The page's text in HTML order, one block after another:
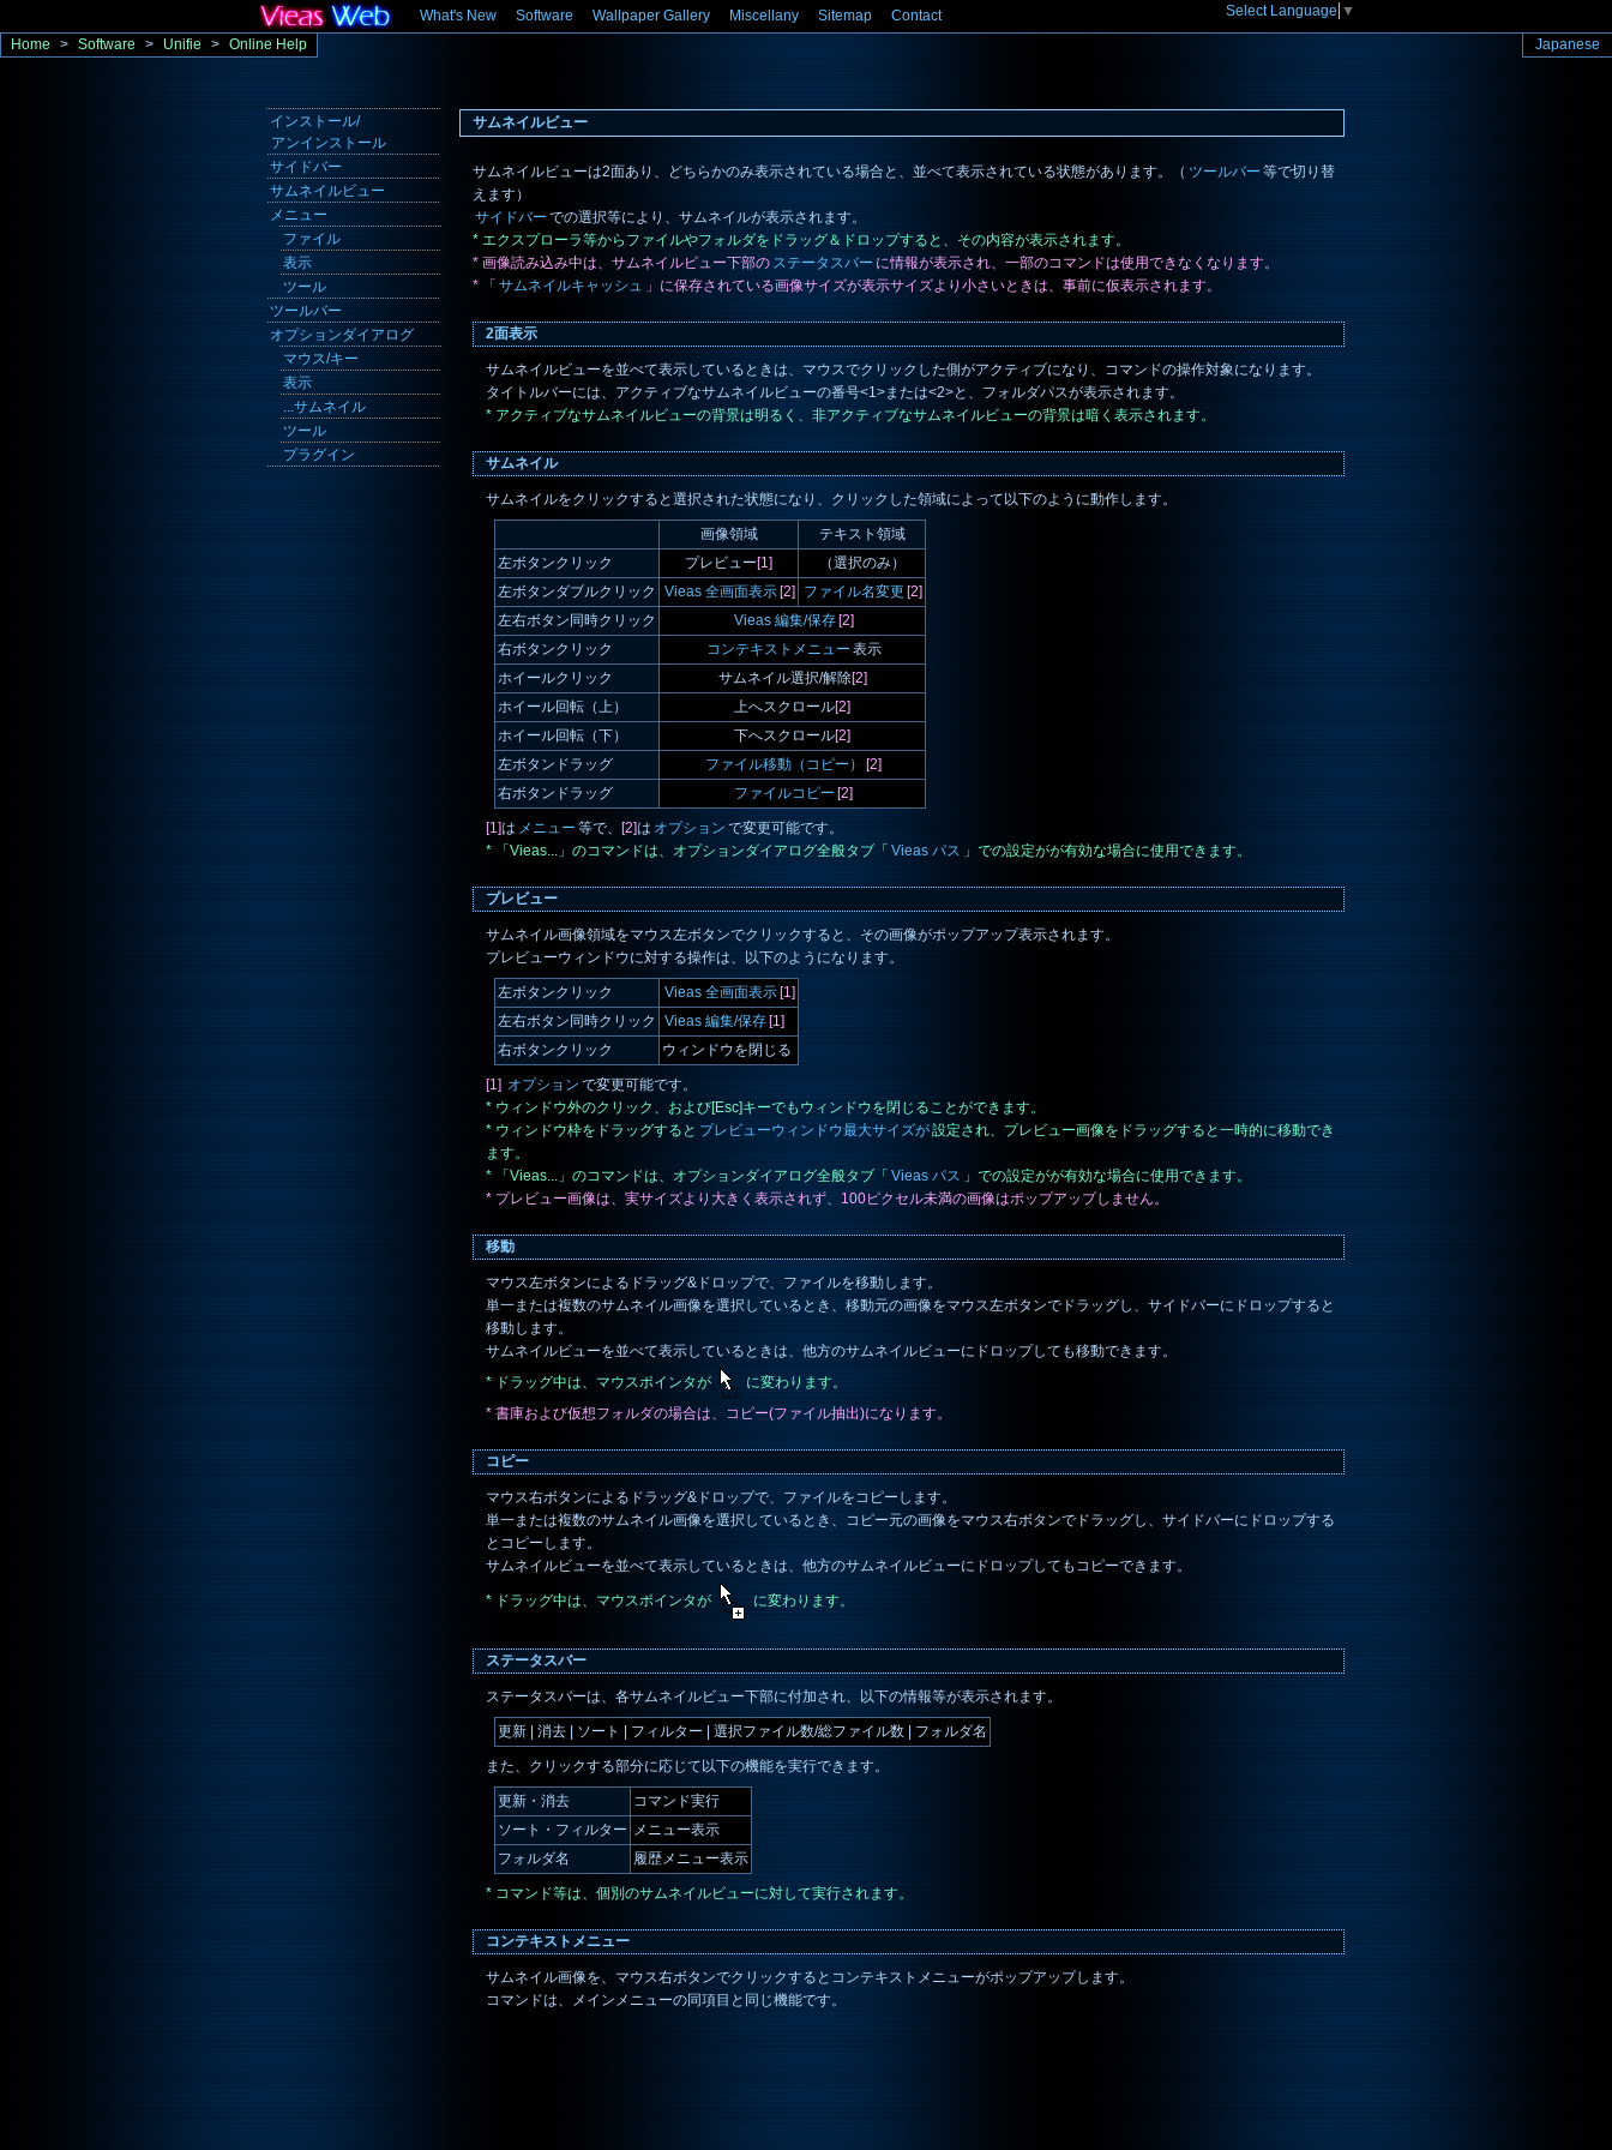
What's New Software Wallpaper Gallery Miscellany Sitemap Contact Select Language ▼
サムネイルビュー
サムネイルビューは2面あり、どちらかのみ表示されている場合と、並べて表示されている状態があります。（ ツールバー 等で切り替
えます）
サイドバー での選択等により、サムネイルが表示されます。
* エクスプローラ等からファイルやフォルダをドラッグ＆ドロップすると、その内容が表示されます。
* 画像読み込み中は、サムネイルビュー下部の ステータスバー に情報が表示され、一部のコマンドは使用できなくなります。
* 「 サムネイルキャッシュ 」に保存されている画像サイズが表示サイズより小さいときは、事前に仮表示されます。
2面表示
サムネイルビューを並べて表示しているときは、マウスでクリックした側がアクティブになり、コマンドの操作対象になります。
タイトルバーには、アクティブなサムネイルビューの番号<1>または<2>と、フォルダパスが表示されます。
* アクティブなサムネイルビューの背景は明るく、非アクティブなサムネイルビューの背景は暗く表示されます。
サムネイル
サムネイルをクリックすると選択された状態になり、クリックした領域によって以下のように動作します。
画像領域
テキスト領域
左ボタンクリック
プレビュー[1]
（選択のみ）
左ボタンダブルクリック
Vieas 全画面表示 [2] ファイル名変更 [2]
左右ボタン同時クリック
Vieas 編集/保存 [2]
右ボタンクリック
コンテキストメニュー 表示
ホイールクリック
サムネイル選択/解除[2]
ホイール回転（上）
上へスクロール[2]
ホイール回転（下）
下へスクロール[2]
左ボタンドラッグ
ファイル移動（コピー）
[2]
右ボタンドラッグ
ファイルコピー [2]
[1]は メニュー 等で、 [2]は オプション で変更可能です。
* 「Vieas...」のコマンドは、オプションダイアログ全般タブ「 Vieas パス 」での設定がが有効な場合に使用できます。
プレビュー
サムネイル画像領域をマウス左ボタンでクリックすると、その画像がポップアップ表示されます。
プレビューウィンドウに対する操作は、以下のようになります。
左ボタンクリック Vieas 全画面表示 [1]
左右ボタン同時クリック
Vieas 編集/保存 [1]
右ボタンクリック
ウィンドウを閉じる
[1] オプション で変更可能です。
* ウィンドウ外のクリック、および[Esc]キーでもウィンドウを閉じることができます。
* ウィンドウ枠をドラッグすると プレビューウィンドウ最大サイズが設定され、プレビュー画像をドラッグすると一時的に移動でき
ます。
* 「Vieas...」のコマンドは、オプションダイアログ全般タブ「 Vieas パス 」での設定がが有効な場合に使用できます。
* プレビュー画像は、実サイズより大きく表示されず、100ピクセル未満の画像はポップアップしません。
移動
マウス左ボタンによるドラッグ&ドロップで、ファイルを移動します。
単一または複数のサムネイル画像を選択しているとき、移動元の画像をマウス左ボタンでドラッグし、サイドバーにドロップすると
移動します。
サムネイルビューを並べて表示しているときは、他方のサムネイルビューにドロップしても移動できます。
* ドラッグ中は、マウスポインタが
に変わります。
* 書庫および仮想フォルダの場合は、コピー(ファイル抽出)になります。
コピー
マウス右ボタンによるドラッグ&ドロップで、ファイルをコピーします。
単一または複数のサムネイル画像を選択しているとき、コピー元の画像をマウス右ボタンでドラッグし、サイドバーにドロップする
とコピーします。
サムネイルビューを並べて表示しているときは、他方のサムネイルビューにドロップしてもコピーできます。
* ドラッグ中は、マウスポインタが に変わります。
ステータスバー
ステータスバーは、各サムネイルビュー下部に付加され、以下の情報等が表示されます。
更新 | 消去 | ソート | フィルター | 選択ファイル数/総ファイル数 | フォルダ名
また、クリックする部分に応じて以下の機能を実行できます。
更新・消去
コマンド実行
ソート・フィルター メニュー表示
フォルダ名
履歴メニュー表示
* コマンド等は、個別のサムネイルビューに対して実行されます。
コンテキストメニュー
サムネイル画像を、マウス右ボタンでクリックするとコンテキストメニューがポップアップします。
コマンドは、メインメニューの同項目と同じ機能です。
インストール/
アンインストール
サイドバー
サムネイルビュー
メニュー
ファイル
表示
ツール
ツールバー
オプションダイアログ
マウス/キー
表示
...サムネイル
ツール
プラグイン
Home > Software > Unifie > Online Help Japanese